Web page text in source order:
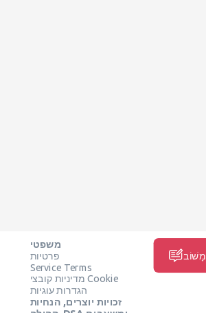
משפטי
פרטיות
Service Terms
מדיניות קובצי Cookie
הגדרות עוגיות
זכויות יוצרים, הנחיות
מָשׁוֹב